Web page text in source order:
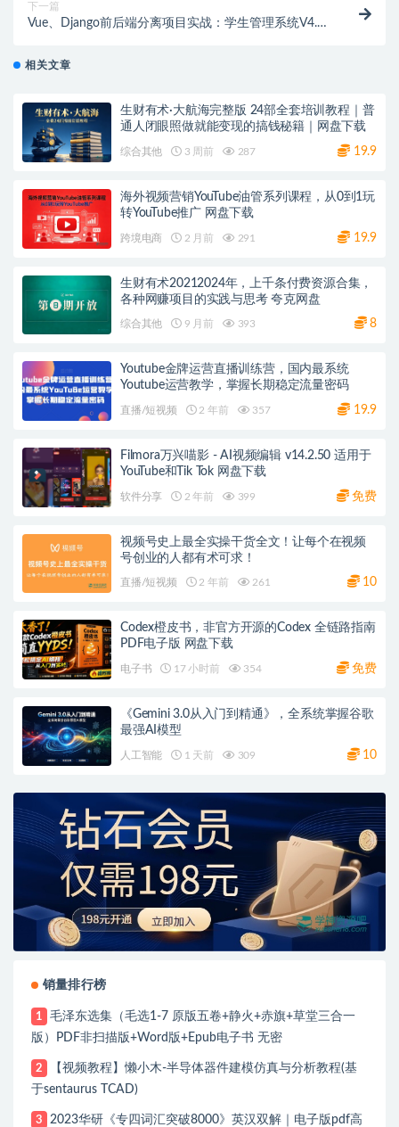
下一篇
Vue、Django前后端分离项目实战：学生管理系统V4.0
相关文章
生财有术·大航海完整版 24部全套培训教程｜普
通人闭眼照做就能变现的搞钱秘籍｜网盘下载
综合其他 3 周前 287 19.9
海外视频营销YouTube油管系列课程，从0到1玩
转YouTube推广 网盘下载
跨境电商 2 月前 291 19.9
生财有术20212024年，上千条付费资源合集，
各种网赚项目的实践与思考 夸克网盘
综合其他 9 月前 393 8
Youtube金牌运营直播训练营，国内最系统
Youtube运营教学，掌握长期稳定流量密码
直播/短视频 2 年前 357 19.9
Filmora万兴喵影 - AI视频编辑 v14.2.50 适用于
YouTube和Tik Tok 网盘下载
软件分享 2 年前 399 免费
视频号史上最全实操干货全文！让每个在视频
号创业的人都有术可求！
直播/短视频 2 年前 261 10
Codex橙皮书，非官方开源的Codex 全链路指南
PDF电子版 网盘下载
电子书 17 小时前 354 免费
《Gemini 3.0从入门到精通》，全系统掌握谷歌
最强AI模型
人工智能 1 天前 309 10
销量排行榜
1
毛泽东选集（毛选1-7 原版五卷+静火+赤旗+草堂三合一
版）PDF非扫描版+Word版+Epub电子书 无密
2
【视频教程】懒小木-半导体器件建模仿真与分析教程(基
于sentaurus TCAD)
3
2023华研《专四词汇突破8000》英汉双解｜电子版pdf高